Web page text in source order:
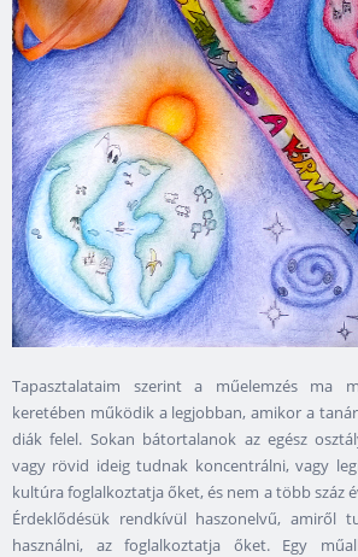
Tapasztalataim szerint a műelemzés ma
keretében működik a legjobban, amikor a
diák felel. Sokan bátortalanok az egész
vagy rövid ideig tudnak koncentrálni, vagy
kultúra foglalkoztatja őket, és nem a több száz
Érdeklődésük rendkívül haszonelvű, amiről
használni, az foglalkoztatja őket. Egy